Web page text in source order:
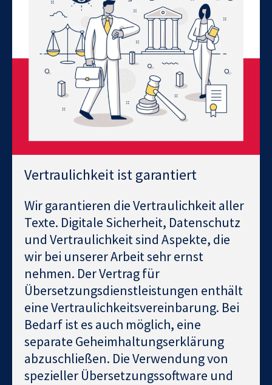
Vertraulichkeit ist garantiert
Wir garantieren die Vertraulichkeit aller
Texte. Digitale Sicherheit, Datenschutz
und Vertraulichkeit sind Aspekte, die
wir bei unserer Arbeit sehr ernst
nehmen. Der Vertrag für
Übersetzungsdienstleistungen enthält
eine Vertraulichkeitsvereinbarung. Bei
Bedarf ist es auch möglich, eine
separate Geheimhaltungserklärung
abzuschließen. Die Verwendung von
spezieller Übersetzungssoftware und